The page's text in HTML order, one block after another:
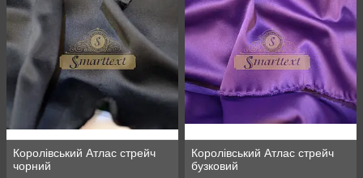
Королівський Атлас стрейч
чорний
Королівський Атлас стрейч
бузковий